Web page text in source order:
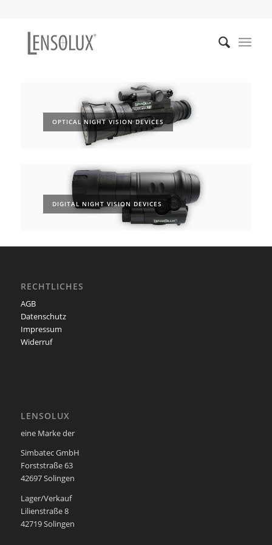
OPTICAL NIGHT VISION DEVICES
DIGITAL NIGHT VISION DEVICES
RECHTLICHES
AGB
Datenschutz
Impressum
Widerruf
LENSOLUX
eine Marke der
Simbatec GmbH
Forststraße 63
42697 Solingen
Lager/Verkauf
Lilienstraße 8
42719 Solingen